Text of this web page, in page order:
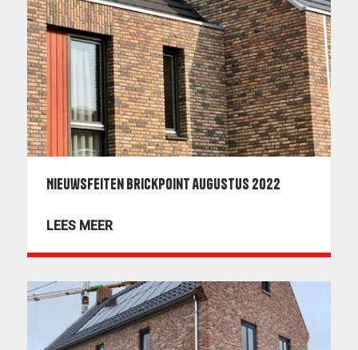
Nieuwsfeiten BrickPoint augustus 2022
LEES MEER